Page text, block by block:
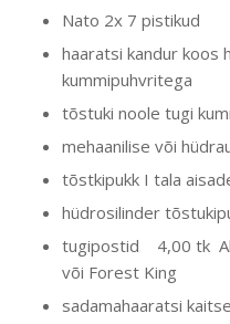
Nato 2x 7 pistikud
haaratsi kandur koos
kummipuhvritega
tõstuki noole tugi
mehaanilise või
tõstkipukk I tala
hüdrosilinder
tugipostid 4,00 tk
või Forest King
sadamahaaratsi